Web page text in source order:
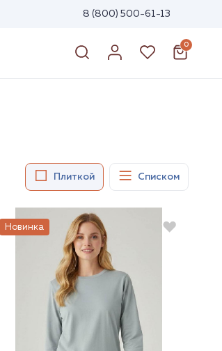
8 (800) 500-61-13
0
Плиткой Списком
Новинка